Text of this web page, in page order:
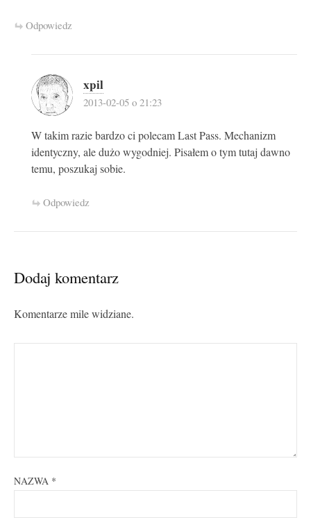
Odpowiedz
xpil
2013-02-05 o 21:23
W takim razie bardzo ci polecam Last Pass. Mechanizm
identyczny, ale dużo wygodniej. Pisałem o tym tutaj dawno
temu, poszukaj sobie.
Odpowiedz
Dodaj komentarz
Komentarze mile widziane.
NAZWA *